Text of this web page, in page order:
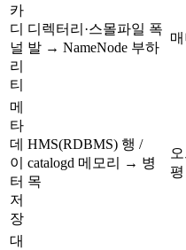
카
디
널
리
티
디렉터리·스몰파일 폭
발 → NameNode 부하
메
타
데
이
터
저
장
HMS(RDBMS) 행 /
catalogd 메모리 → 병
목
대